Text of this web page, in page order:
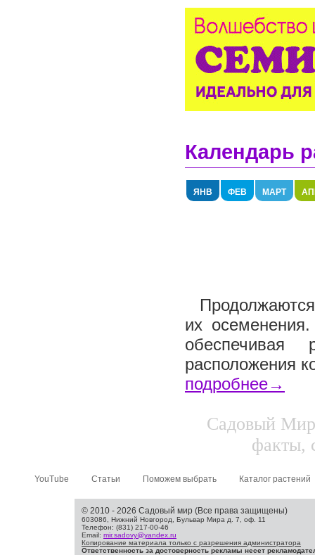
Календарь
ЯНВ ФЕВ МАРТ
их
обеспечивая
расположения
подробнее→
Садовый
факты,
YouTube Статьи Поможем выбрать Каталог растений
© 2010 - 2026 Садовый мир (Все права защищены)
603086, Нижний Новгород, Бульвар Мира д. 7, оф. 11
Телефон: (831) 217-00-46
Email: mir.sadovy@yandex.ru
Копирование материала только с разрешения администратора
Ответственность за достоверность рекламы несет